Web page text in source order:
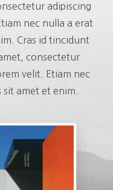
adipiscing
nec nulla a erat
Cras id tincidunt
consectetur
velit. Etiam nec
amet et enim.